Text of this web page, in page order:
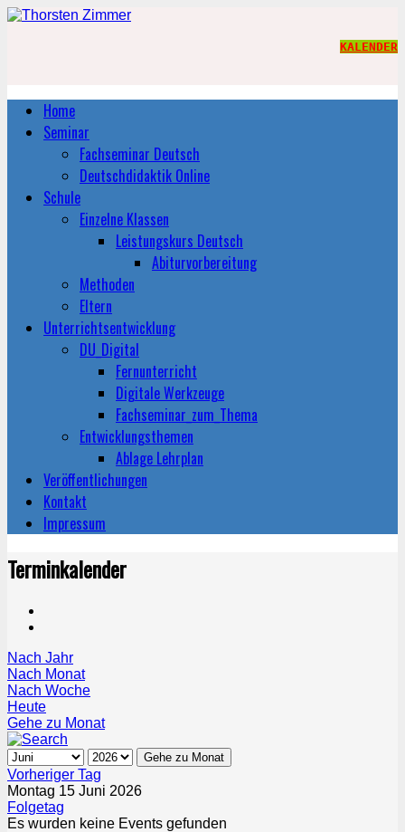
KALENDER
Home
Seminar
Fachseminar Deutsch
Deutschdidaktik Online
Schule
Einzelne Klassen
Leistungskurs Deutsch
Abiturvorbereitung
Methoden
Eltern
Unterrichtsentwicklung
DU_Digital
Fernunterricht
Digitale Werkzeuge
Fachseminar_zum_Thema
Entwicklungsthemen
Ablage Lehrplan
Veröffentlichungen
Kontakt
Impressum
Terminkalender
Nach Jahr
Nach Monat
Nach Woche
Heute
Gehe zu Monat
Gehe zu Monat
Vorheriger Tag
Montag 15 Juni 2026
Folgetag
Es wurden keine Events gefunden